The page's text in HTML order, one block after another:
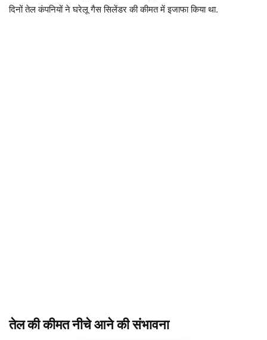
द‍िनों तेल कंपन‍ियों ने घरेलू गैस स‍िलेंडर की कीमत में इजाफा क‍िया था.
तेल की कीमत नीचे आने की संभावना